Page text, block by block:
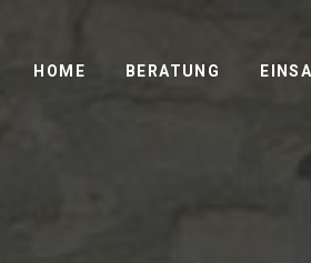
HOME BERATUNG